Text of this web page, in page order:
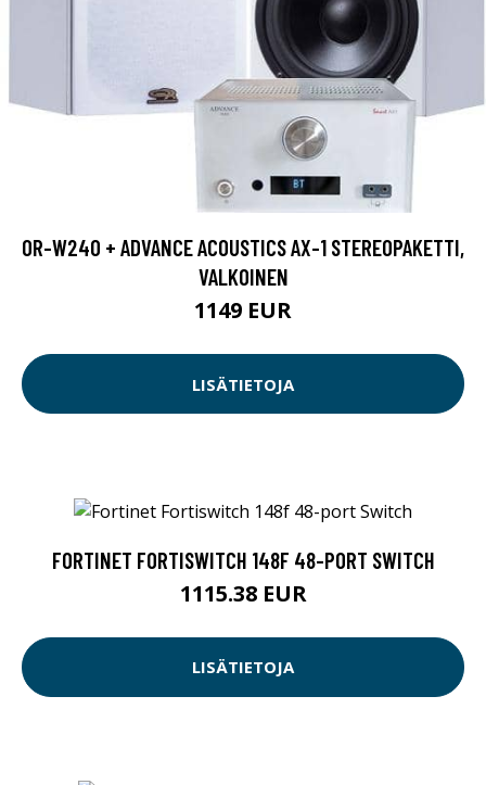
OR-W240 + ADVANCE ACOUSTICS AX-1 STEREOPAKETTI,
VALKOINEN
1149 EUR
LISÄTIETOJA
FORTINET FORTISWITCH 148F 48-PORT SWITCH
1115.38 EUR
LISÄTIETOJA